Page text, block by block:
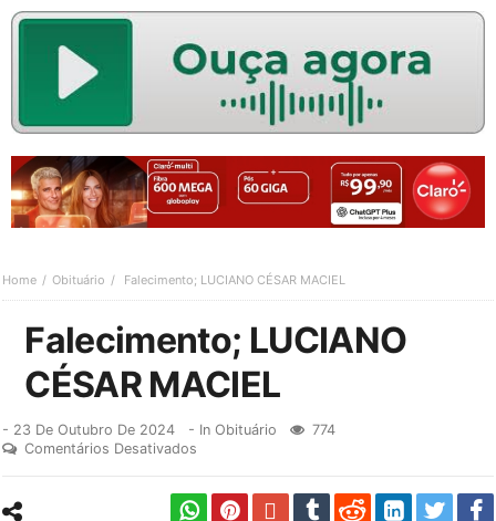
Home Obituário Falecimento; LUCIANO CÉSAR MACIEL
Falecimento; LUCIANO
CÉSAR MACIEL
- 23 De Outubro De 2024 - InObituário
774
Comentários Desativados